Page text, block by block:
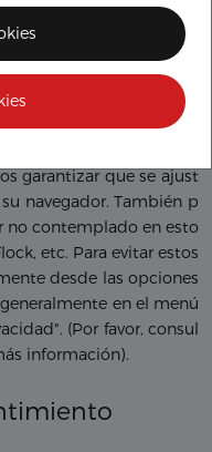
www.macromedia.co
help/settings_ma
garantizar que se ajust
navegador. También p
no contemplado en esto
etc. Para evitar estos
desde las opciones
en el menú
(Por favor, consul
información).